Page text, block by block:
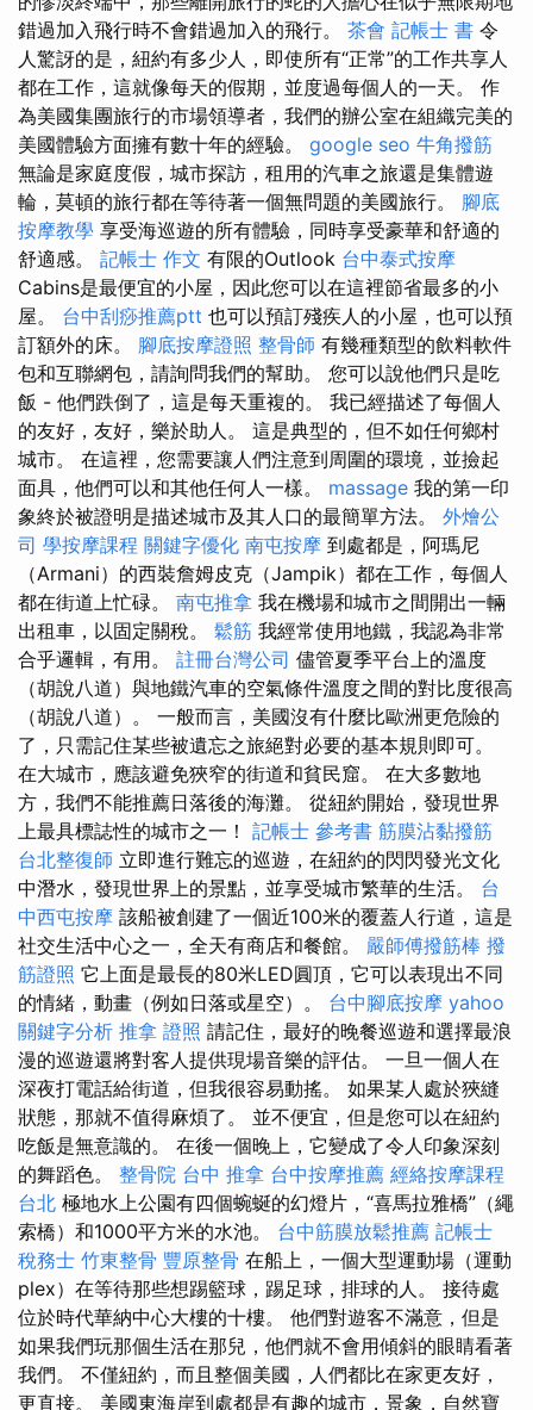
錯過加入飛行時不會錯過加入的飛行。 茶會 記帳士 書 令
人驚訝的是，紐約有多少人，即使所有“正常”的工作共享人
都在工作，這就像每天的假期，並度過每個人的一天。 作
為美國集團旅行的市場領導者，我們的辦公室在組織完美的
美國體驗方面擁有數十年的經驗。 google seo 牛角撥筋
無論是家庭度假，城市探訪，租用的汽車之旅還是集體遊
輪，莫頓的旅行都在等待著一個無問題的美國旅行。 腳底
按摩教學 享受海巡遊的所有體驗，同時享受豪華和舒適的
舒適感。 記帳士 作文 有限的Outlook 台中泰式按摩
Cabins是最便宜的小屋，因此您可以在這裡節省最多的小
屋。 台中刮痧推薦ptt 也可以預訂殘疾人的小屋，也可以預
訂額外的床。 腳底按摩證照 整骨師 有幾種類型的飲料軟件
包和互聯網包，請詢問我們的幫助。 您可以說他們只是吃
飯 - 他們跌倒了，這是每天重複的。 我已經描述了每個人
的友好，友好，樂於助人。 這是典型的，但不如任何鄉村
城市。 在這裡，您需要讓人們注意到周圍的環境，並撿起
面具，他們可以和其他任何人一樣。 massage 我的第一印
象終於被證明是描述城市及其人口的最簡單方法。 外燴公
司 學按摩課程 關鍵字優化 南屯按摩 到處都是，阿瑪尼
（Armani）的西裝詹姆皮克（Jampik）都在工作，每個人
都在街道上忙碌。 南屯推拿 我在機場和城市之間開出一輛
出租車，以固定關稅。 鬆筋 我經常使用地鐵，我認為非常
合乎邏輯，有用。 註冊台灣公司 儘管夏季平台上的溫度
（胡說八道）與地鐵汽車的空氣條件溫度之間的對比度很高
（胡說八道）。 一般而言，美國沒有什麼比歐洲更危險的
了，只需記住某些被遺忘之旅絕對必要的基本規則即可。
在大城市，應該避免狹窄的街道和貧民窟。 在大多數地
方，我們不能推薦日落後的海灘。 從紐約開始，發現世界
上最具標誌性的城市之一！ 記帳士 參考書 筋膜沾黏撥筋
台北整復師 立即進行難忘的巡遊，在紐約的閃閃發光文化
中潛水，發現世界上的景點，並享受城市繁華的生活。 台
中西屯按摩 該船被創建了一個近100米的覆蓋人行道，這是
社交生活中心之一，全天有商店和餐館。 嚴師傅撥筋棒 撥
筋證照 它上面是最長的80米LED圓頂，它可以表現出不同
的情緒，動畫（例如日落或星空）。 台中腳底按摩 yahoo
關鍵字分析 推拿 證照 請記住，最好的晚餐巡遊和選擇最浪
漫的巡遊還將對客人提供現場音樂的評估。 一旦一個人在
深夜打電話給街道，但我很容易動搖。 如果某人處於狹縫
狀態，那就不值得麻煩了。 並不便宜，但是您可以在紐約
吃飯是無意識的。 在後一個晚上，它變成了令人印象深刻
的舞蹈色。 整骨院 台中 推拿 台中按摩推薦 經絡按摩課程
台北 極地水上公園有四個蜿蜒的幻燈片，“喜馬拉雅橋”（繩
索橋）和1000平方米的水池。 台中筋膜放鬆推薦 記帳士
稅務士 竹東整骨 豐原整骨 在船上，一個大型運動場（運動
plex）在等待那些想踢籃球，踢足球，排球的人。 接待處
位於時代華納中心大樓的十樓。 他們對遊客不滿意，但是
如果我們玩那個生活在那兒，他們就不會用傾斜的眼睛看著
我們。 不僅紐約，而且整個美國，人們都比在家更友好，
更直接。 美國東海岸到處都是有趣的城市，景象，自然寶